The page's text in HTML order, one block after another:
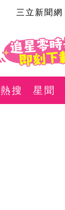
三立新聞網
熱搜 星聞